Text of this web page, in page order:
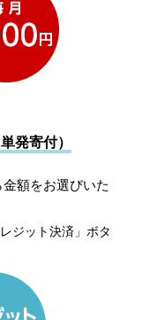
発寄付）
額をお選びいた
ジット決済」ボタ